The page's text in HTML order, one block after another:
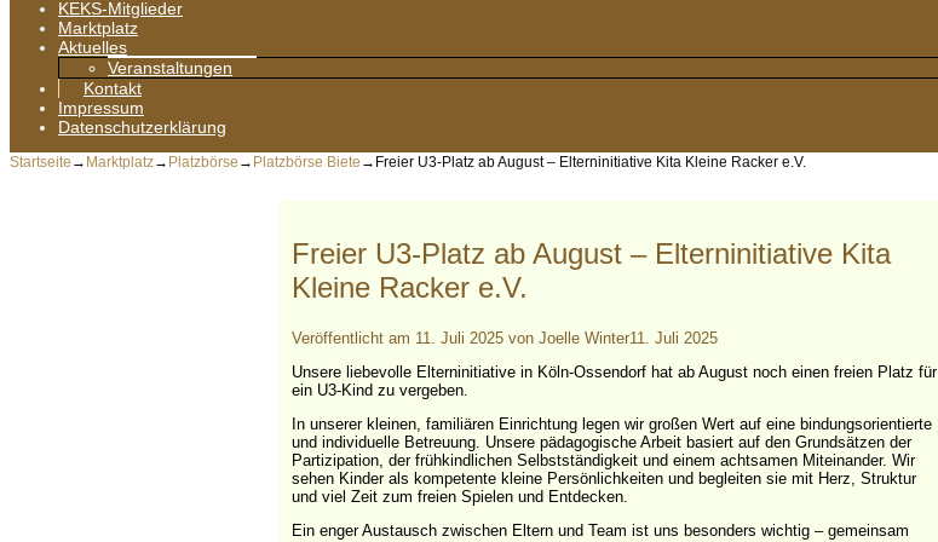
KEKS-Mitglieder
Marktplatz
Aktuelles
Veranstaltungen
Kontakt
Impressum
Datenschutzerklärung
Startseite → Marktplatz→ Platzbörse → Platzbörse Biete → Freier U3-Platz ab August – Elterninitiative Kita Kleine Racker e.V.
Freier U3-Platz ab August – Elterninitiative Kita
Kleine Racker e.V.
Veröffentlicht am 11. Juli 2025 von Joelle Winter11. Juli 2025
Unsere liebevolle Elterninitiative in Köln-Ossendorf hat ab August noch einen freien Platz für
ein U3-Kind zu vergeben.
In unserer kleinen, familiären Einrichtung legen wir großen Wert auf eine bindungsorientierte
und individuelle Betreuung. Unsere pädagogische Arbeit basiert auf den Grundsätzen der
Partizipation, der frühkindlichen Selbstständigkeit und einem achtsamen Miteinander. Wir
sehen Kinder als kompetente kleine Persönlichkeiten und begleiten sie mit Herz, Struktur
und viel Zeit zum freien Spielen und Entdecken.
Ein enger Austausch zwischen Eltern und Team ist uns besonders wichtig – gemeinsam